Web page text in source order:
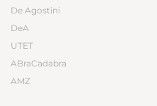
De Agostini
DeA
UTET
ABraCadabra
AMZ